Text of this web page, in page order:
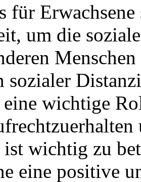
für
um die
sozialer
wichtige
wichtig zu
eine positive